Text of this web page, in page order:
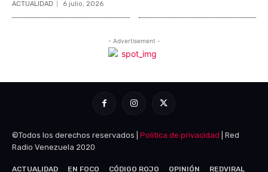
©Todos los derechos reservados | Política de privacidad | Red
Radio Venezuela 2020
ACTUALIDAD EN FOCO CÓDIGO ROJO OPINIÓN REDVIRAL